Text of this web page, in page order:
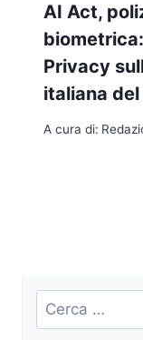
AI Act,
Privacy
italiana del
A cura di:
Ricerca
per: